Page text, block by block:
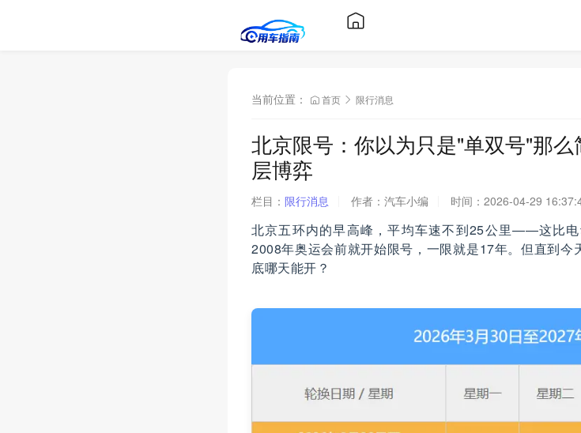
当前位置： 首页 限行消息
北京限号：你以为只是"单双号"那
层博弈
栏目： 限行消息 作者： 汽车小编 时间： 2026-04-29
北京五环内的早高峰，平均车速不到25公里——这比
2008年奥运会前就开始限号，一限就是17年。但直到
底哪天能开？